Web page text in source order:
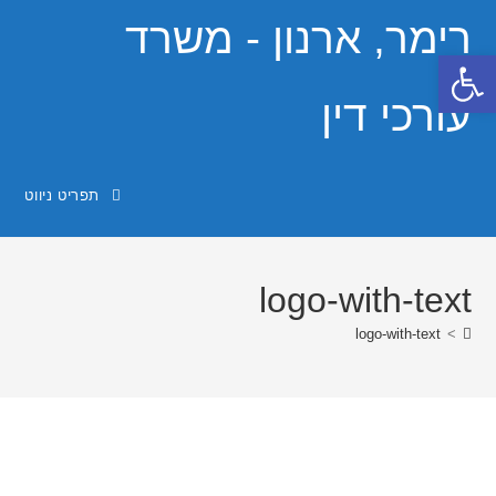
פתח סרגל נגישות
content
רימר, ארנון - משרד
עורכי דין
תפריט ניווט
logo-with-text
>
logo-with-text